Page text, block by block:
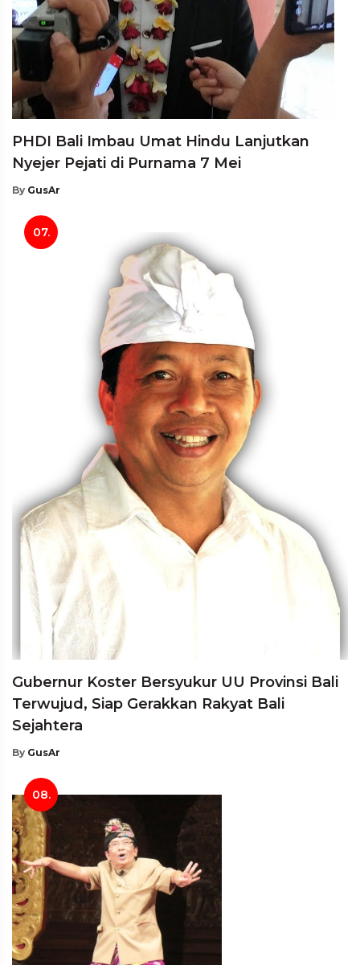
PHDI Bali Imbau Umat Hindu Lanjutkan
Nyejer Pejati di Purnama 7 Mei
By GusAr
07.
Gubernur Koster Bersyukur UU Provinsi Bali
Terwujud, Siap Gerakkan Rakyat Bali
Sejahtera
By GusAr
08.